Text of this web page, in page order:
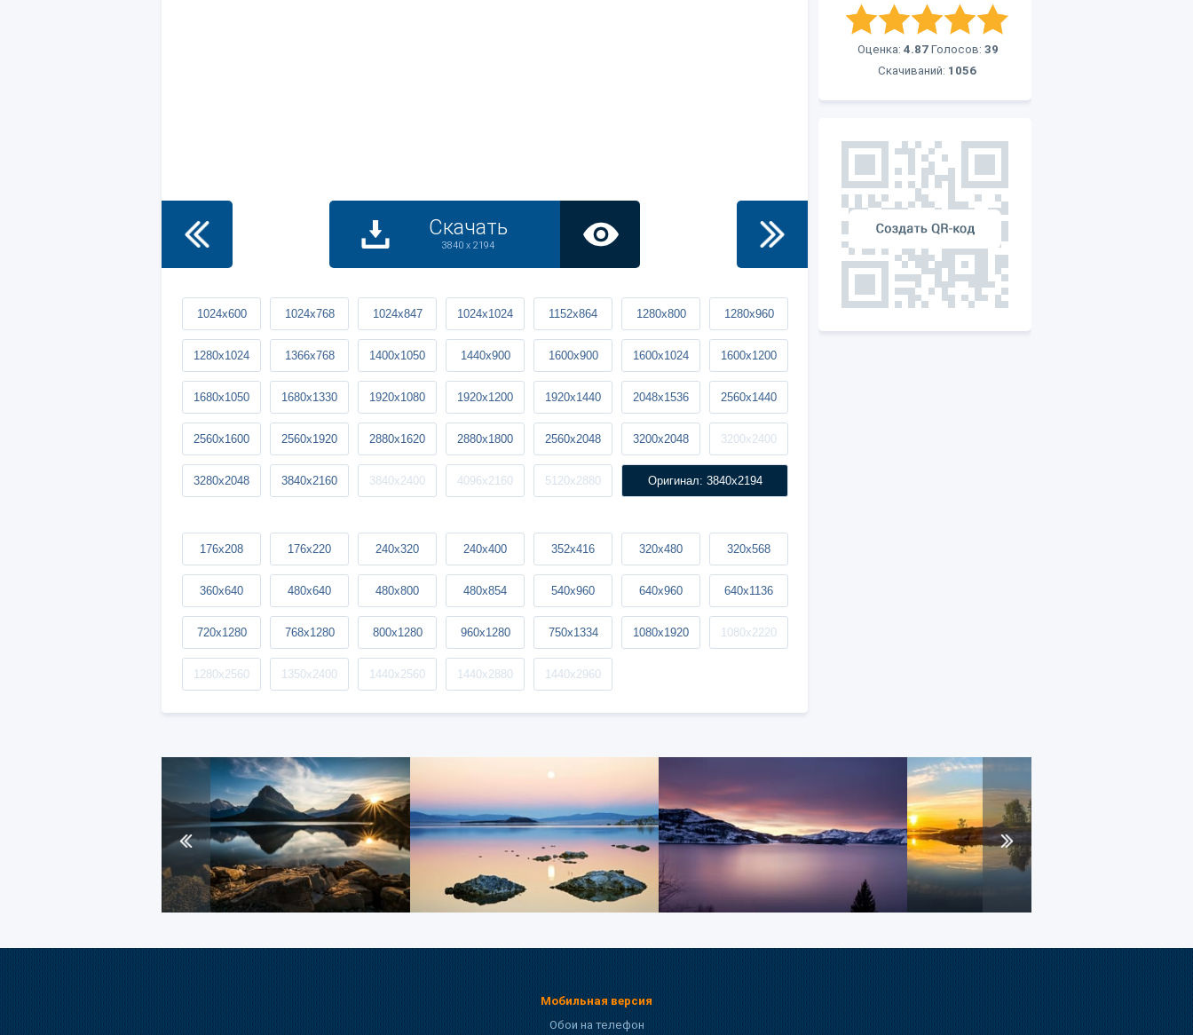
Оценка: 4.87 Голосов: 39
Скачиваний: 1056
Скачать
3840 x 2194
1024x600 1024x768 1024x847 1024x1024 1152x864 1280x800 1280x960
1280x1024 1366x768 1400x1050 1440x900 1600x900 1600x1024 1600x1200
1680x1050 1680x1330 1920x1080 1920x1200 1920x1440 2048x1536 2560x1440
2560x1600 2560x1920 2880x1620 2880x1800 2560x2048 3200x2048 3200x2400
3280x2048 3840x2160 3840x2400 4096x2160 5120x2880 Оригинал: 3840x2194
176x208 176x220 240x320 240x400 352x416 320x480 320x568
360x640 480x640 480x800 480x854 540x960 640x960 640x1136
720x1280 768x1280 800x1280 960x1280 750x1334 1080x1920 1080x2220
1280x2560 1350x2400 1440x2560 1440x2880 1440x2960
Мобильная версия
Обои на телефон